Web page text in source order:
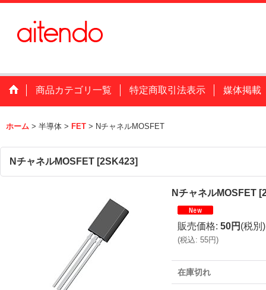
商品カテゴリ一覧 特定商取引法表示 媒体掲載
ホーム > 半導体 > FET > NチャネルMOSFET
NチャネルMOSFET [2SK423]
NチャネルMOSFET [
販売価格: 50円 (税別)
(税込: 55円)
在庫切れ